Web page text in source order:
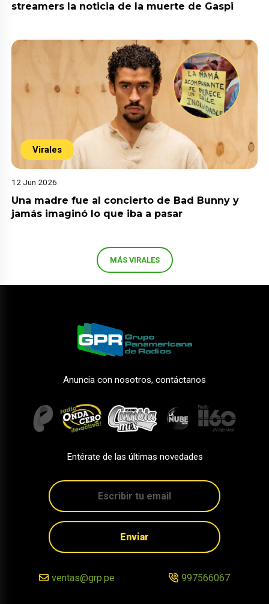
streamers la noticia de la muerte de Gaspi
Virales
12 Jun 2026
Una madre fue al concierto de Bad Bunny y
jamás imaginó lo que iba a pasar
MÁS VIRALES
Anuncia con nosotros, contáctanos
Entérate de las últimas novedades
Enviar
ventas@grp.pe 997566067